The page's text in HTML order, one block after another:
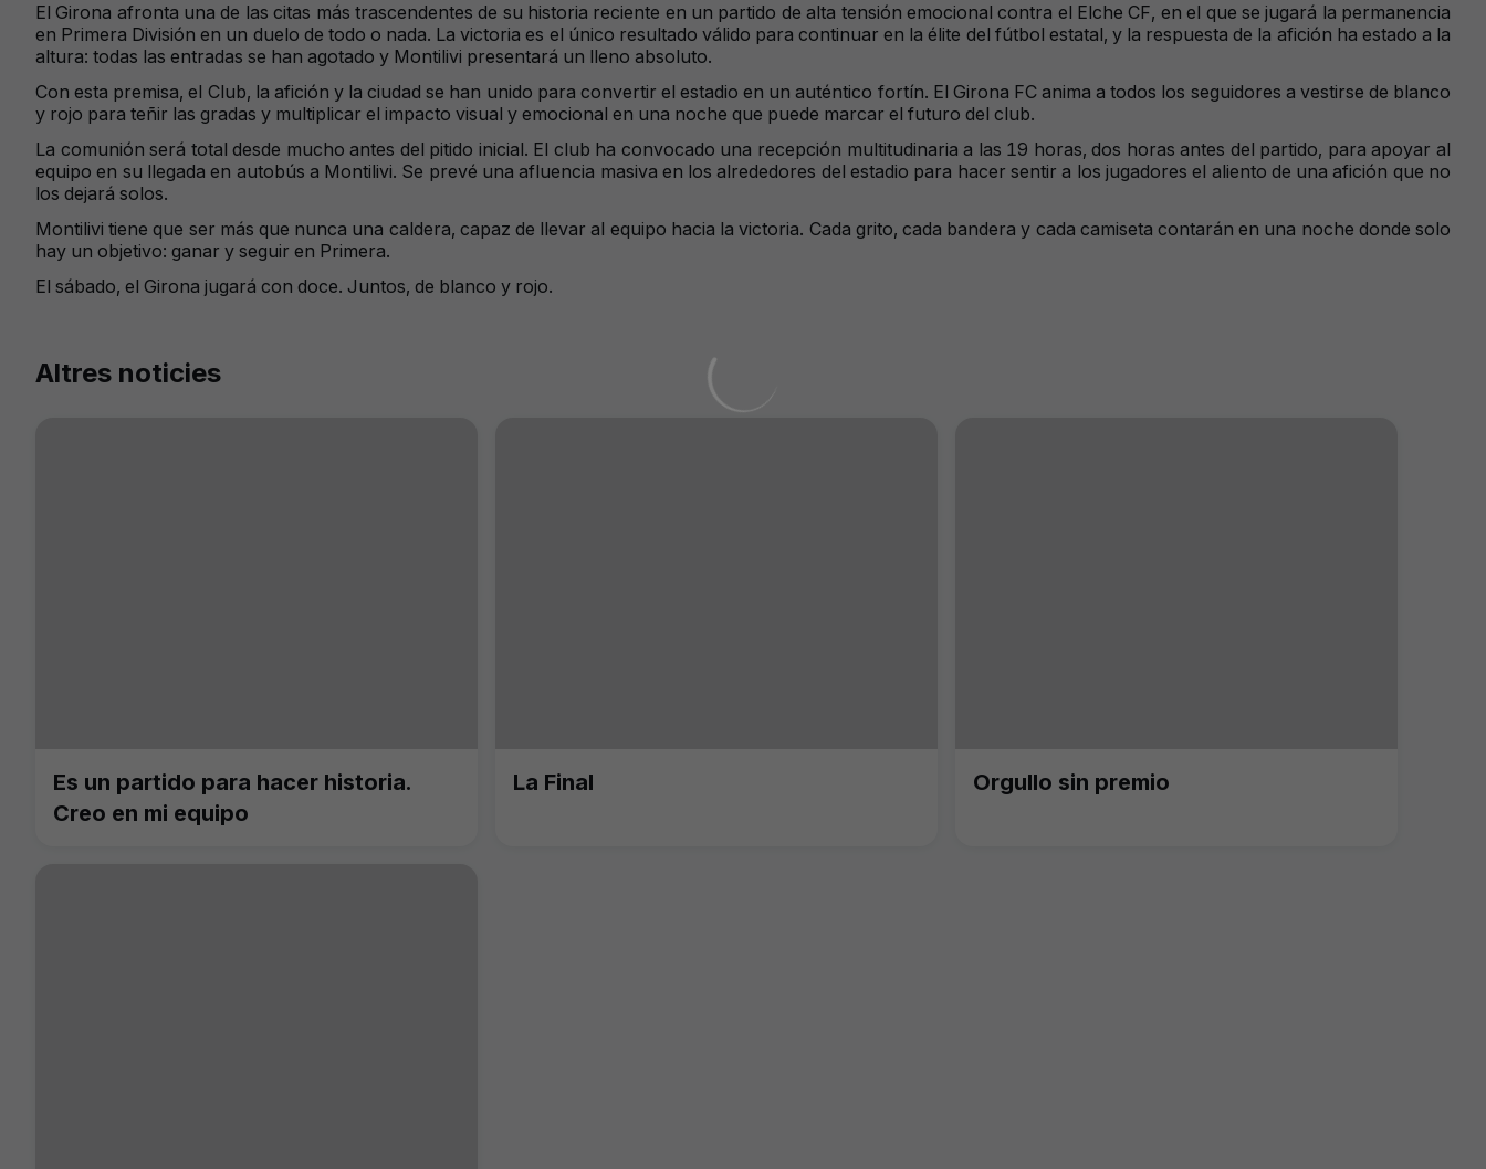
El Girona afronta una de las citas más trascendentes de su historia reciente en un partido de alta tensión emocional contra el Elche CF, en el que se jugará la permanencia
en Primera División en un duelo de todo o nada. La victoria es el único resultado válido para continuar en la élite del fútbol estatal, y la respuesta de la afición ha estado a la
altura: todas las entradas se han agotado y Montilivi presentará un lleno absoluto.
Con esta premisa, el Club, la afición y la ciudad se han unido para convertir el estadio en un auténtico fortín. El Girona FC anima a todos los seguidores a vestirse de blanco
y rojo para teñir las gradas y multiplicar el impacto visual y emocional en una noche que puede marcar el futuro del club.
La comunión será total desde mucho antes del pitido inicial. El club ha convocado una recepción multitudinaria a las 19 horas, dos horas antes del partido, para apoyar al
equipo en su llegada en autobús a Montilivi. Se prevé una afluencia masiva en los alrededores del estadio para hacer sentir a los jugadores el aliento de una afición que no
los dejará solos.
Montilivi tiene que ser más que nunca una caldera, capaz de llevar al equipo hacia la victoria. Cada grito, cada bandera y cada camiseta contarán en una noche donde solo
hay un objetivo: ganar y seguir en Primera.
El sábado, el Girona jugará con doce. Juntos, de blanco y rojo.
Altres noticies
Es un partido para hacer historia.
Creo en mi equipo
La Final Orgullo sin premio